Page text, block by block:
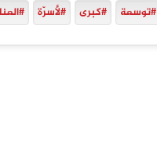
#توسعة #كبرى #لأسرّة